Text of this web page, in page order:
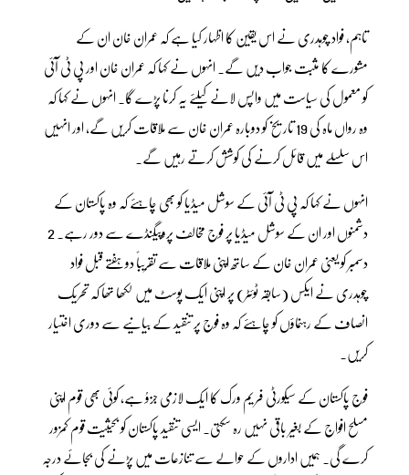
تاہم، فواد چوہدری نے اس یقین کا اظہار کیا ہے کہ عمران خان ان کے
مشورے کا مثبت جواب دیں گے۔ انہوں نے کہا کہ عمران خان اور پی ٹی آئی
کو معمول کی سیاست میں واپس لانے کیلئے یہ کرنا پڑے گا۔ انہوں نے کہا کہ
وہ رواں ماہ کی 19 تاریخ کو دوبارہ عمران خان سے ملاقات کریں گے، اور انہیں
اس سلسلے میں قائل کرنے کی کوشش کرتے رہیں گے۔
انہوں نے کہا کہ پی ٹی آئی کے سوشل میڈیا کو بھی چاہئے کہ وہ پاکستان کے
دشمنوں اور ان کے سوشل میڈیا پر فوج مخالف پروپیگنڈے سے دور رہے۔ 2
دسمبر کو یعنی عمران خان کے ساتھ اپنی ملاقات سے تقریباً دو ہفتے قبل فواد
چوہدری نے ایکس (سابقہ ٹوئٹر) پر اپنی ایک پوسٹ میں لکھا تھا کہ تحریک
انصاف کے رہنماؤں کو چاہئے کہ وہ فوج پر تنقید کے بیانیے سے دوری اختیار
کریں۔
فوج پاکستان کے سیکورٹی فریم ورک کا ایک لازمی جزوُ ہے، کوئی بھی قوم اپنی
مسلح افواج کے بغیر باقی نہیں رہ سکتی۔ ایسی تنقید پاکستان کو بحیثیت قوم کمزور
کرے گی۔ ہمیں اداروں کے حوالے سے تنازعات میں پڑنے کی بجائے درجہ